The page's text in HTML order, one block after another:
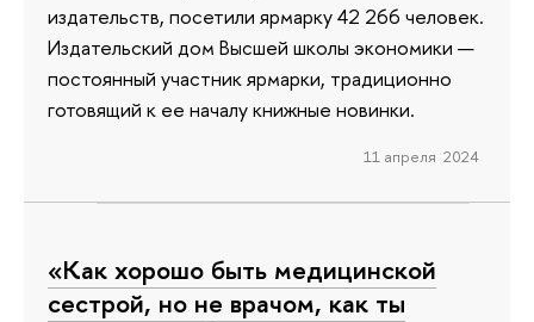
издательств, посетили ярмарку 42 266 человек.
Издательский дом Высшей школы экономики —
постоянный участник ярмарки, традиционно
готовящий к ее началу книжные новинки.
11 апреля 2024
«Как хорошо быть медицинской
сестрой, но не врачом, как ты